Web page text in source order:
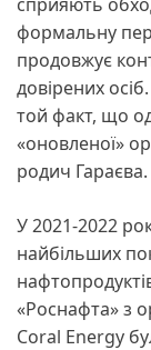
формальну
продовжує
довірених
той факт, що
«оновленої»
родич Гараєва.
У 2021-2022
найбільших
«Роснафта» з
Coral Energy